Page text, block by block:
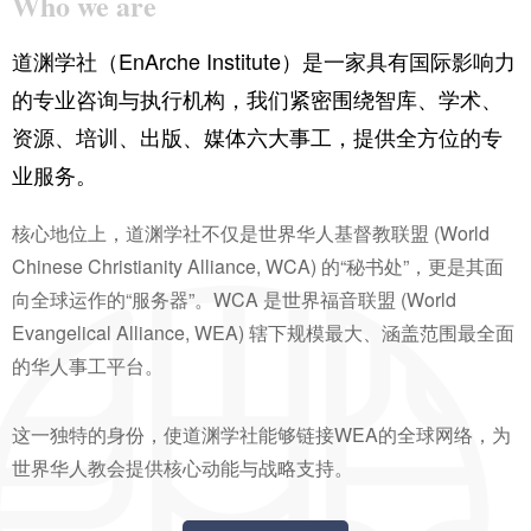
道渊学社（EnArche Institute）是一家具有国际影响力
的专业咨询与执行机构，我们紧密围绕智库、学术、
资源、培训、出版、媒体六大事工，提供全方位的专
业服务。
核心地位上，道渊学社不仅是世界华人基督教联盟 (World
Chinese Christianity Alliance, WCA) 的“秘书处”，更是其面
向全球运作的“服务器”。WCA 是世界福音联盟 (World
Evangelical Alliance, WEA) 辖下规模最大、涵盖范围最全面
的华人事工平台。
这一独特的身份，使道渊学社能够链接WEA的全球网络，为
世界华人教会提供核心动能与战略支持。